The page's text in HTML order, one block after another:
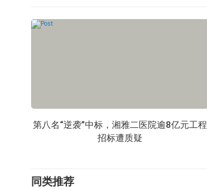
第八名“逆袭”中标，湘雅二医院逾8亿元工程
招标遭质疑
同类推荐